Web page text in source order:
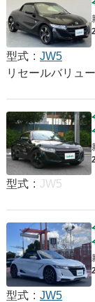
型式 : JW5
リセールバリュー
型式 : JW5
型式 : JW5